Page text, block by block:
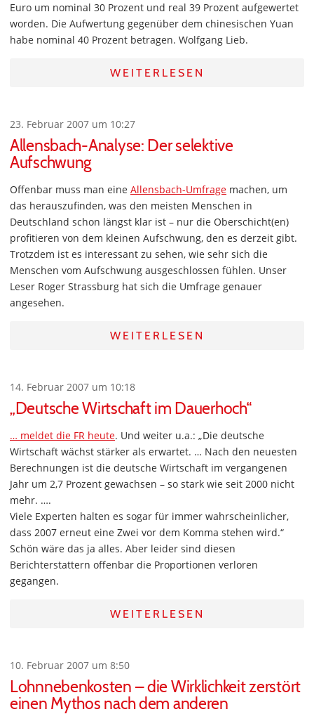
Euro um nominal 30 Prozent und real 39 Prozent aufgewertet
worden. Die Aufwertung gegenüber dem chinesischen Yuan
habe nominal 40 Prozent betragen. Wolfgang Lieb.
WEITERLESEN
23. Februar 2007 um 10:27
Allensbach-Analyse: Der selektive
Aufschwung
Offenbar muss man eine Allensbach-Umfrage machen, um
das herauszufinden, was den meisten Menschen in
Deutschland schon längst klar ist – nur die Oberschicht(en)
profitieren von dem kleinen Aufschwung, den es derzeit gibt.
Trotzdem ist es interessant zu sehen, wie sehr sich die
Menschen vom Aufschwung ausgeschlossen fühlen. Unser
Leser Roger Strassburg hat sich die Umfrage genauer
angesehen.
WEITERLESEN
14. Februar 2007 um 10:18
„Deutsche Wirtschaft im Dauerhoch“
… meldet die FR heute. Und weiter u.a.: „Die deutsche
Wirtschaft wächst stärker als erwartet. … Nach den neuesten
Berechnungen ist die deutsche Wirtschaft im vergangenen
Jahr um 2,7 Prozent gewachsen – so stark wie seit 2000 nicht
mehr. ….
Viele Experten halten es sogar für immer wahrscheinlicher,
dass 2007 erneut eine Zwei vor dem Komma stehen wird.“
Schön wäre das ja alles. Aber leider sind diesen
Berichterstattern offenbar die Proportionen verloren
gegangen.
WEITERLESEN
10. Februar 2007 um 8:50
Lohnnebenkosten – die Wirklichkeit zerstört
einen Mythos nach dem anderen